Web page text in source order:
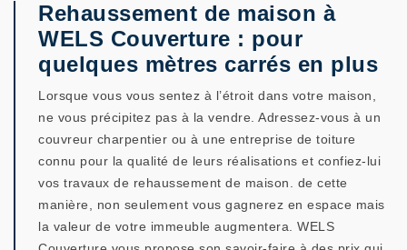
Rehaussement de maison à
WELS Couverture : pour
quelques mètres carrés en plus
Lorsque vous vous sentez à l’étroit dans votre maison,
ne vous précipitez pas à la vendre. Adressez-vous à un
couvreur charpentier ou à une entreprise de toiture
connu pour la qualité de leurs réalisations et confiez-lui
vos travaux de rehaussement de maison. de cette
manière, non seulement vous gagnerez en espace mais
la valeur de votre immeuble augmentera. WELS